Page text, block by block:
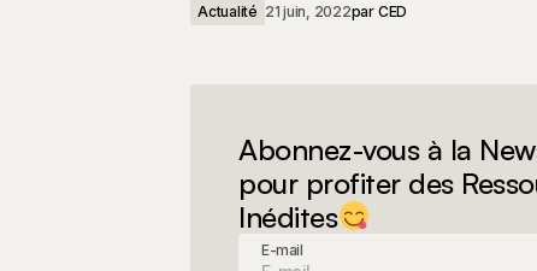
Actualité 21 juin, 2022par CED
Abonnez-vous à la
pour profiter des
Inédites
E-mail